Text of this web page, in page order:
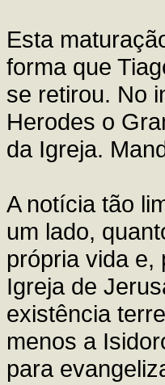
Esta
forma que
se retirou. No
Herodes o
da Igreja.
A notícia tão
um lado,
própria vida e,
Igreja de
existência
menos a
para